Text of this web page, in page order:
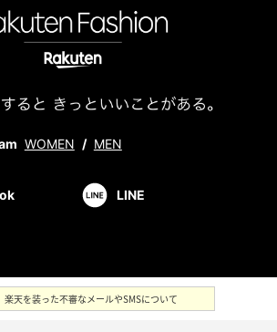
WOMEN / MEN
LINE
楽天を装った不審なメールやSMSについて